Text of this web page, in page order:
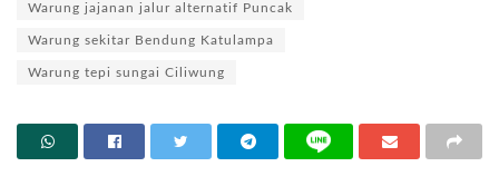
Warung jajanan jalur alternatif Puncak
Warung sekitar Bendung Katulampa
Warung tepi sungai Ciliwung